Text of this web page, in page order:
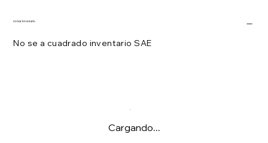
revisar inventario
No se a cuadrado inventario SAE
Cargando...